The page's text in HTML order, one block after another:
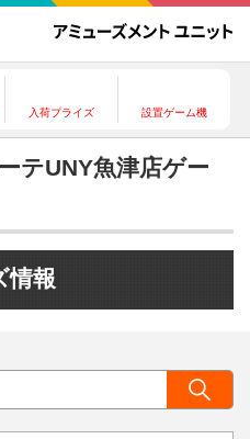
入荷プライズ 設置ゲーム機
テUNY魚津店ゲー
情報